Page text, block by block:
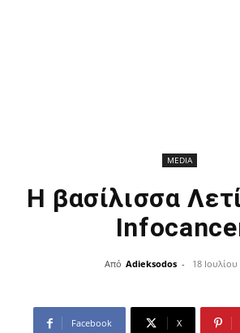
MEDIA
Η βασίλισσα
Από Adieksodos - 18 Ιουλίου
Facebook X